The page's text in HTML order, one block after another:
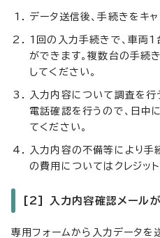
データ送信後、手続きをキ
1回の入力手続きで、車両1
ができます。複数台の手続
してください。
入力内容について調査を行
電話確認を行うので、日中
てください。
入力内容の不備等により手
の費用についてはクレジッ
[2] 入力内容確認メールが
専用フォームから入力データを